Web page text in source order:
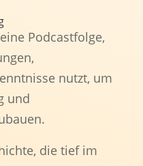
Podcastfolge,
nutzt, um
und
die tief im